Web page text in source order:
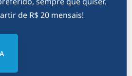
de R$ 20 mensais!